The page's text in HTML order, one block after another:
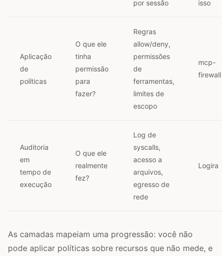
por sessão
isso
Aplicação
de
políticas
O que ele
tinha
permissão
para
fazer?
Regras
allow/deny,
permissões
de
ferramentas,
limites de
escopo
mcp-
firewall
Auditoria
em
tempo de
execução
O que ele
realmente
fez?
Log de
syscalls,
acesso a
arquivos,
egresso de
rede
Logira
As camadas mapeiam uma progressão: você não
pode aplicar políticas sobre recursos que não mede, e